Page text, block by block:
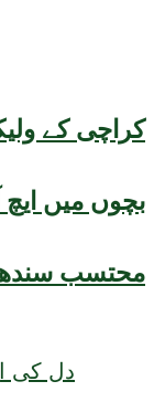
بچوں میں
محتسب